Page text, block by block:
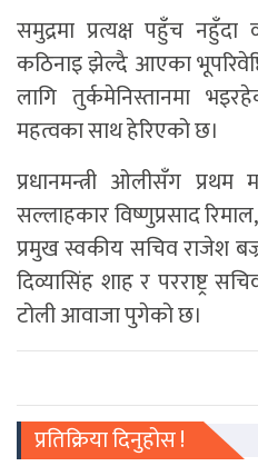
समुद्रमा प्रत्यक्ष पहुँच
कठिनाइ झेल्दै आएका
लागि तुर्कमेनिस्तानमा
महत्वका साथ हेरिएको छ।
प्रधानमन्त्री ओलीसँग
सल्लाहकार विष्णुप्रसाद
प्रमुख स्वकीय सचिव राजेश
दिव्यासिंह शाह र परराष्ट्र
टोली आवाजा पुगेको छ।
प्रतिक्रिया दिनुहोस !